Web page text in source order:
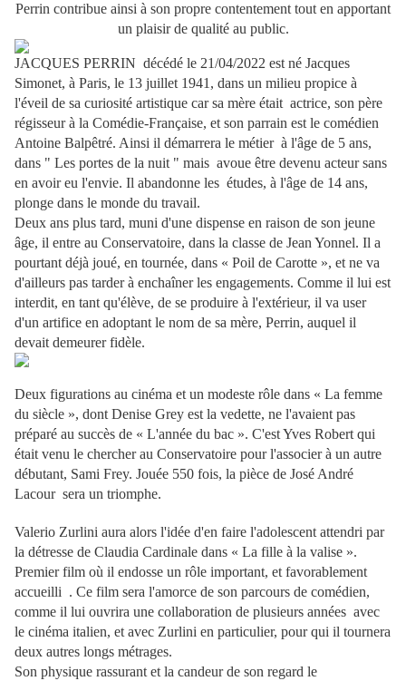
Perrin contribue ainsi à son propre contentement tout en apportant
un plaisir de qualité au public.
JACQUES PERRIN décédé le 21/04/2022 est né Jacques
Simonet, à Paris, le 13 juillet 1941, dans un milieu propice à
l'éveil de sa curiosité artistique car sa mère était actrice, son père
régisseur à la Comédie-Française, et son parrain est le comédien
Antoine Balpêtré. Ainsi il démarrera le métier à l'âge de 5 ans,
dans " Les portes de la nuit " mais avoue être devenu acteur sans
en avoir eu l'envie. Il abandonne les études, à l'âge de 14 ans,
plonge dans le monde du travail.
Deux ans plus tard, muni d'une dispense en raison de son jeune
âge, il entre au Conservatoire, dans la classe de Jean Yonnel. Il a
pourtant déjà joué, en tournée, dans « Poil de Carotte », et ne va
d'ailleurs pas tarder à enchaîner les engagements. Comme il lui est
interdit, en tant qu'élève, de se produire à l'extérieur, il va user
d'un artifice en adoptant le nom de sa mère, Perrin, auquel il
devait demeurer fidèle.
Deux figurations au cinéma et un modeste rôle dans « La femme
du siècle », dont Denise Grey est la vedette, ne l'avaient pas
préparé au succès de « L'année du bac ». C'est Yves Robert qui
était venu le chercher au Conservatoire pour l'associer à un autre
débutant, Sami Frey. Jouée 550 fois, la pièce de José André
Lacour sera un triomphe.
Valerio Zurlini aura alors l'idée d'en faire l'adolescent attendri par
la détresse de Claudia Cardinale dans « La fille à la valise ».
Premier film où il endosse un rôle important, et favorablement
accueilli . Ce film sera l'amorce de son parcours de comédien,
comme il lui ouvrira une collaboration de plusieurs années avec
le cinéma italien, et avec Zurlini en particulier, pour qui il tournera
deux autres longs métrages.
Son physique rassurant et la candeur de son regard le